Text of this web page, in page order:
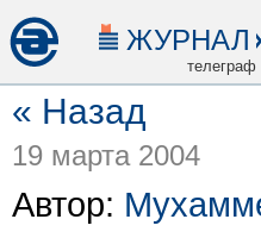
ЖУРНАЛ
телеграф
« Назад
19 марта 2004
Автор: